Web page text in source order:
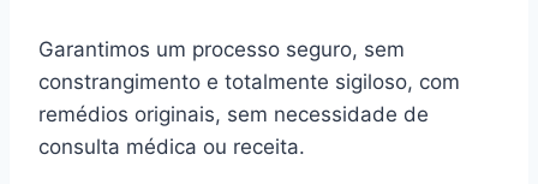
Garantimos um processo seguro, sem
constrangimento e totalmente sigiloso, com
remédios originais, sem necessidade de
consulta médica ou receita.